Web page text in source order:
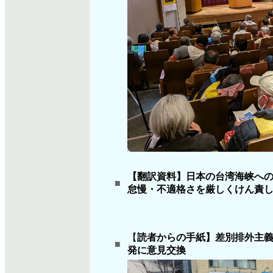
■
【翻訳資料】日本の台湾海峡へ
怠慢・不適格さを厳しくけん責
■
【読者からの手紙】差別排外主
発に意見交換